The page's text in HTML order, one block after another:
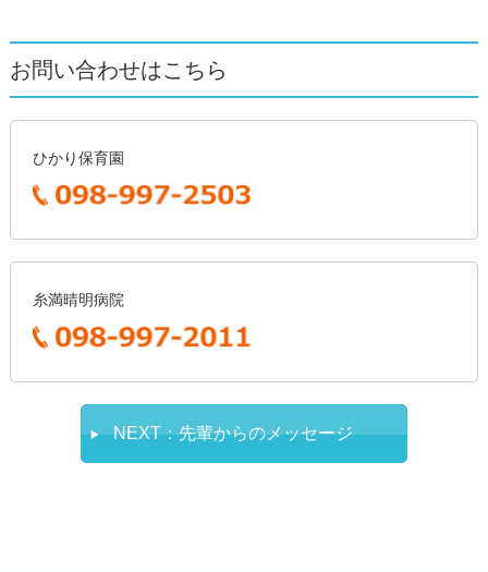
お問い合わせはこちら
ひかり保育園
糸満晴明病院
NEXT：先輩からのメッセージ